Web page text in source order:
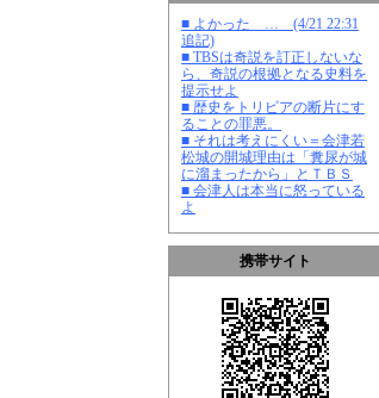
■ よかった … (4/21 22:31
追記)
■ TBSは奇説を訂正しないな
ら、奇説の根拠となる史料を
提示せよ
■ 歴史をトリビアの断片にす
ることの罪悪。
■ それは考えにくい＝会津若
松城の開城理由は「糞尿が城
に溜まったから」とＴＢＳ
■ 会津人は本当に怒っている
よ
携帯サイト